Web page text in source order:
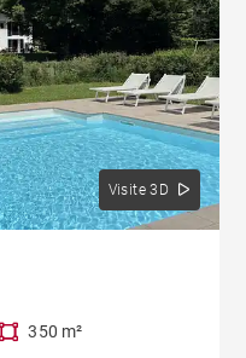
Visite 3D
350 m²